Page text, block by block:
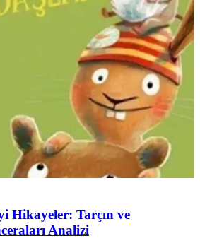
Hikayeler: Tarçın ve
Analizi